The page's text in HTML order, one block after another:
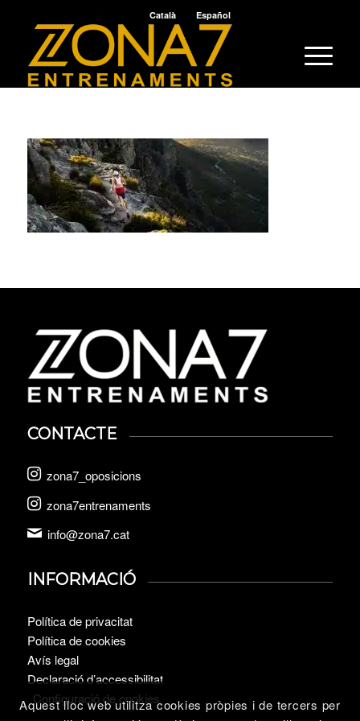
Català Español
CONTACTE
zona7_oposicions
zona7entrenaments
info@zona7.cat
INFORMACIÓ
Política de privacitat
Política de cookies
Avís legal
Declaració d’accessibilitat
Configuració de cookies
Aquest lloc web utilitza cookies pròpies i de tercers per